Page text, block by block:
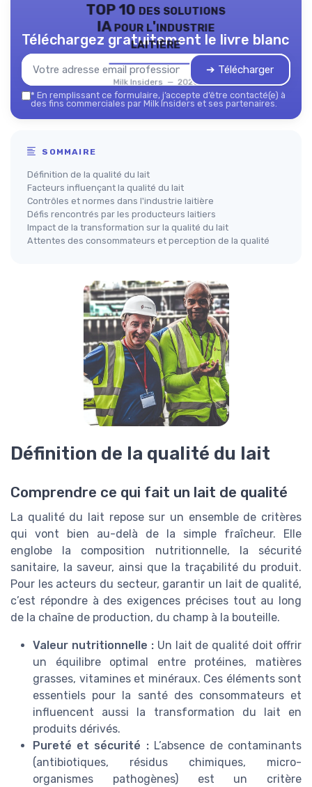
TOP 10 des solutions
IA pour l'industrie
laitière
Milk Insiders — 2026
Téléchargez gratuitement le livre blanc
➔ Télécharger
* En remplissant ce formulaire, j’accepte d’être contacté(e) à
des fins commerciales par Milk Insiders et ses partenaires.
SOMMAIRE
Définition de la qualité du lait
Facteurs influençant la qualité du lait
Contrôles et normes dans l'industrie laitière
Défis rencontrés par les producteurs laitiers
Impact de la transformation sur la qualité du lait
Attentes des consommateurs et perception de la qualité
Définition de la qualité du lait
Comprendre ce qui fait un lait de qualité
La qualité du lait repose sur un ensemble de critères
qui vont bien au-delà de la simple fraîcheur. Elle
englobe la composition nutritionnelle, la sécurité
sanitaire, la saveur, ainsi que la traçabilité du produit.
Pour les acteurs du secteur, garantir un lait de qualité,
c’est répondre à des exigences précises tout au long
de la chaîne de production, du champ à la bouteille.
Valeur nutritionnelle :Un lait de qualité doit offrir
un équilibre optimal entre protéines, matières
grasses, vitamines et minéraux. Ces éléments sont
essentiels pour la santé des consommateurs et
influencent aussi la transformation du lait en
produits dérivés.
Pureté et sécurité :L’absence de contaminants
(antibiotiques, résidus chimiques, micro-
organismes pathogènes) est un critère